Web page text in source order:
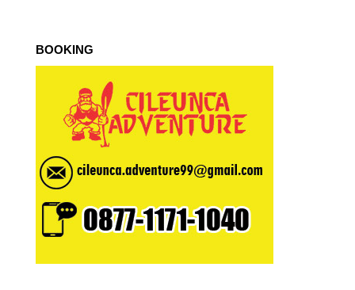
BOOKING